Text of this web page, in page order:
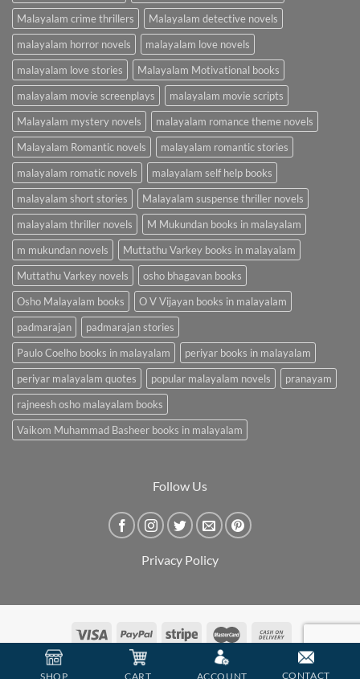
Malayalam crime thrillers
Malayalam detective novels
malayalam horror novels
malayalam love novels
malayalam love stories
Malayalam Motivational books
malayalam movie screenplays
malayalam movie scripts
Malayalam mystery novels
malayalam romance theme novels
Malayalam Romantic novels
malayalam romantic stories
malayalam romatic novels
malayalam self help books
malayalam short stories
Malayalam suspense thriller novels
malayalam thriller novels
M Mukundan books in malayalam
m mukundan novels
Muttathu Varkey books in malayalam
Muttathu Varkey novels
osho bhagavan books
Osho Malayalam books
O V Vijayan books in malayalam
padmarajan
padmarajan stories
Paulo Coelho books in malayalam
periyar books in malayalam
periyar malayalam quotes
popular malayalam novels
pranayam
rajneesh osho malayalam books
Vaikom Muhammad Basheer books in malayalam
Follow Us
Privacy Policy
SHOP CART ACCOUNT CONTACT
Copyright 2026 © BookCarry